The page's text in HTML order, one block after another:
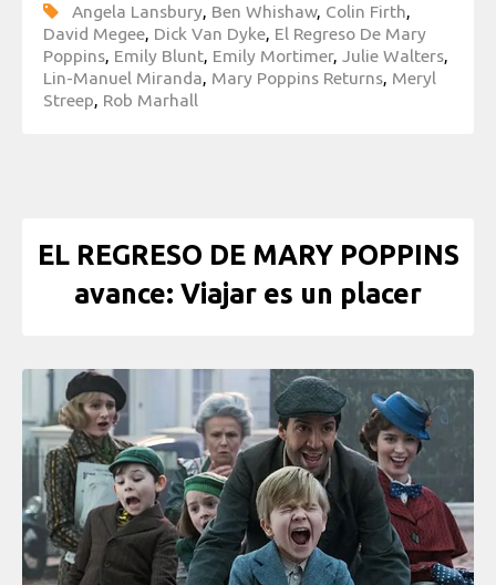
Angela Lansbury, Ben Whishaw, Colin Firth,
David Megee, Dick Van Dyke, El Regreso De Mary
Poppins, Emily Blunt, Emily Mortimer, Julie Walters,
Lin-Manuel Miranda, Mary Poppins Returns, Meryl
Streep, Rob Marhall
EL REGRESO DE MARY POPPINS
avance: Viajar es un placer